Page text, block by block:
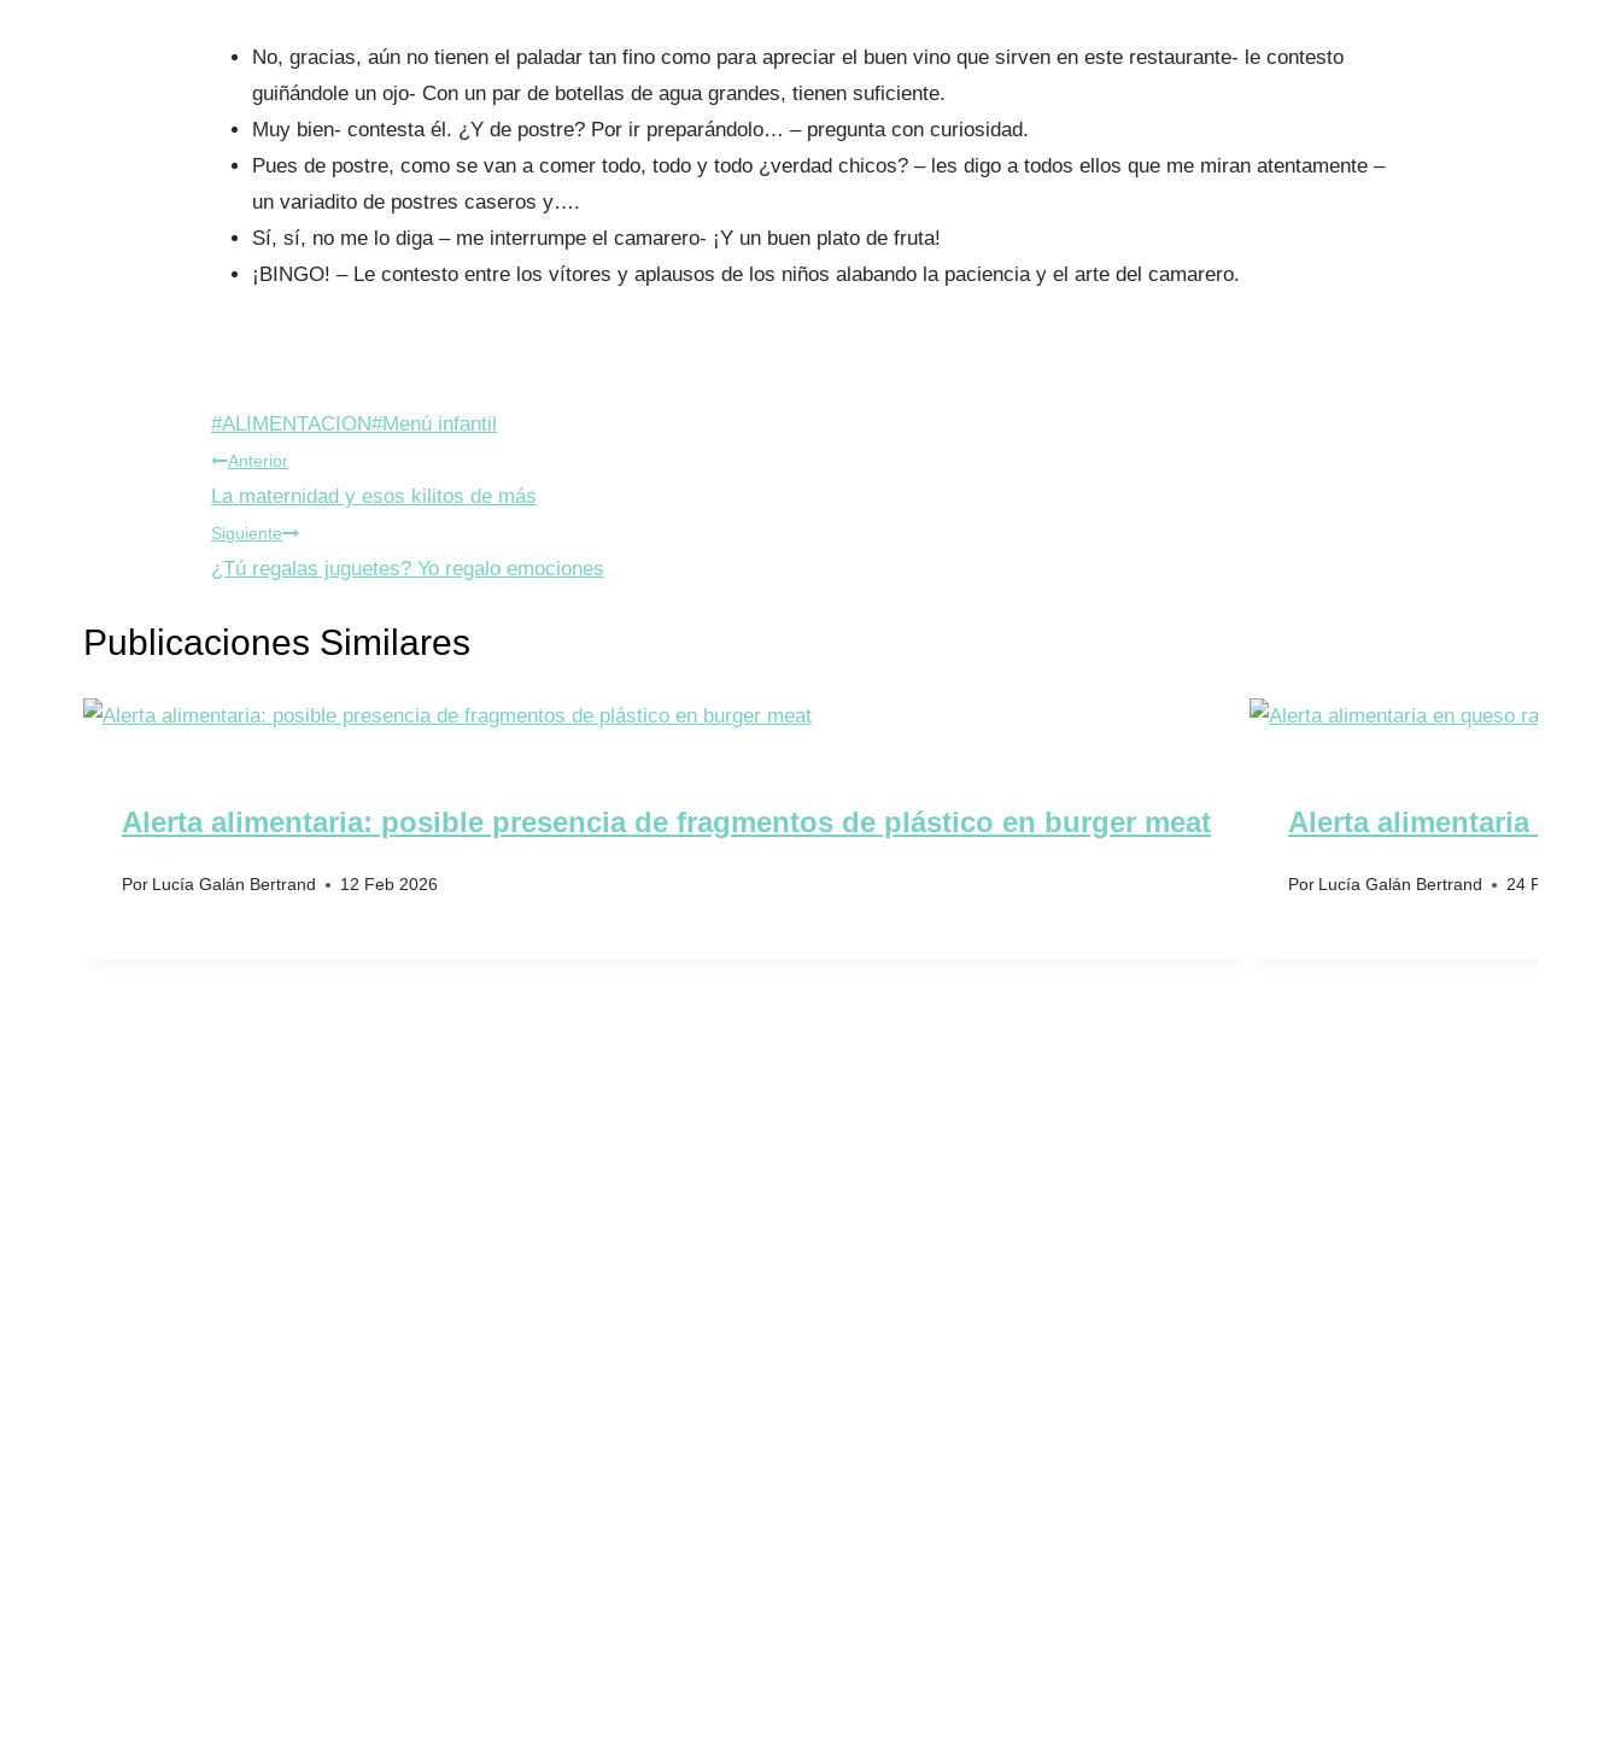
No, gracias, aún no tienen el paladar tan fino como para apreciar el buen vino que sirven en este restaurante- le contesto
guiñándole un ojo- Con un par de botellas de agua grandes, tienen suficiente.
Muy bien- contesta él. ¿Y de postre? Por ir preparándolo… – pregunta con curiosidad.
Pues de postre, como se van a comer todo, todo y todo ¿verdad chicos? – les digo a todos ellos que me miran atentamente –
un variadito de postres caseros y….
Sí, sí, no me lo diga – me interrumpe el camarero- ¡Y un buen plato de fruta!
¡BINGO! – Le contesto entre los vítores y aplausos de los niños alabando la paciencia y el arte del camarero.
Etiquetas
de
la
entrada:
#ALIMENTACION#Menú infantil
Navegación
de
entradas
Anterior
La maternidad y esos kilitos de más
Siguiente
¿Tú regalas juguetes? Yo regalo emociones
Publicaciones Similares
Alerta alimentaria: posible presencia de fragmentos de plástico en burger meat
Por Lucía Galán Bertrand 12 Feb 2026
Alerta alimentaria en
Por Lucía Galán Bertrand 24 Feb 2026